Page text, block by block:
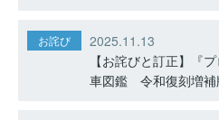
お詫び
2025.11.13
【お詫びと訂正】『
車図鑑 令和復刻増補